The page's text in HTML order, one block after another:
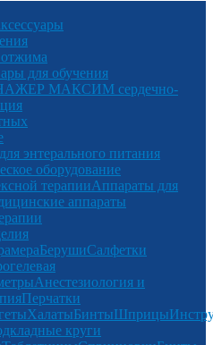
для обучения
МАКСИМ сердечно-
энтерального питания
оборудование
терапииАппараты для
аппараты
БерушиСалфетки
Анестезиология и
Перчатки
ХалатыБинтыШприцы
круги